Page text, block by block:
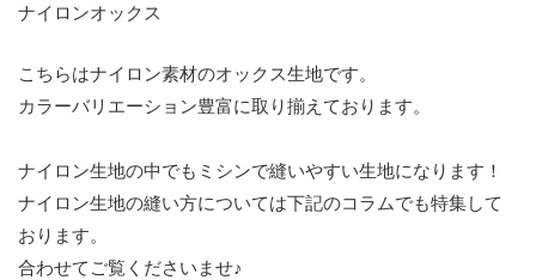
ナイロンオックス
こちらはナイロン素材のオックス生地です。
カラーバリエーション豊富に取り揃えております。
ナイロン生地の中でもミシンで縫いやすい生地になります！
ナイロン生地の縫い方については下記のコラムでも特集して
おります。
合わせてご覧くださいませ♪